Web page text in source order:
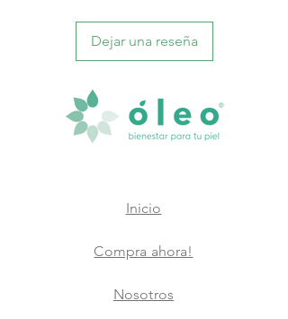
Dejar una reseña
Inicio
Compra ahora!
Nosotros